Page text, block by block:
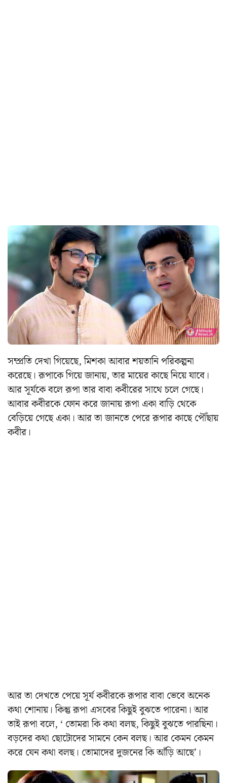
সম্প্রতি দেখা গিয়েছে, মিশকা আবার শয়তানি পরিকল্পনা
করেছে। রূপাকে গিয়ে জানায়, তার মায়ের কাছে নিয়ে যাবে।
আর সূর্যকে বলে রূপা তার বাবা কবীরের সাথে চলে গেছে।
আবার কবীরকে ফোন করে জানায় রূপা একা বাড়ি থেকে
বেড়িয়ে গেছে একা। আর তা জানতে পেরে রূপার কাছে পৌঁছায়
কবীর।
আর তা দেখতে পেয়ে সূর্য কবীরকে রূপার বাবা ভেবে অনেক
কথা শোনায়। কিন্তু রূপা এসবের কিছুই বুঝতে পারেনা। আর
তাই রূপা বলে, ‘ তোমরা কি কথা বলছ, কিছুই বুঝতে পারছিনা।
বড়দের কথা ছোটোদের সামনে কেন বলছ। আর কেমন কেমন
করে যেন কথা বলছ। তোমাদের দুজনের কি আঁড়ি আছে’।